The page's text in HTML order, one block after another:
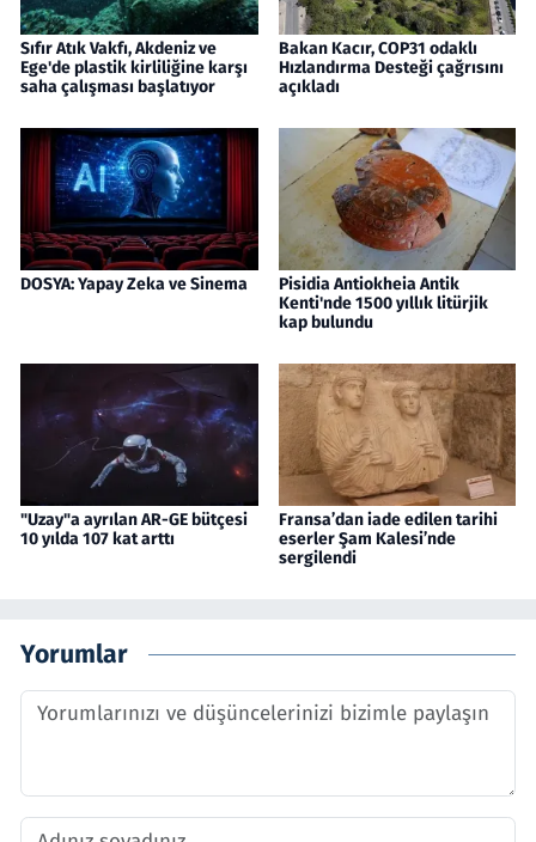
Sıfır Atık Vakfı, Akdeniz ve
Ege'de plastik kirliliğine karşı
saha çalışması başlatıyor
Bakan Kacır, COP31 odaklı
Hızlandırma Desteği çağrısını
açıkladı
DOSYA: Yapay Zeka ve Sinema
Pisidia Antiokheia Antik
Kenti'nde 1500 yıllık litürjik
kap bulundu
"Uzay"a ayrılan AR-GE bütçesi
10 yılda 107 kat arttı
Fransa’dan iade edilen tarihi
eserler Şam Kalesi’nde
sergilendi
Yorumlar